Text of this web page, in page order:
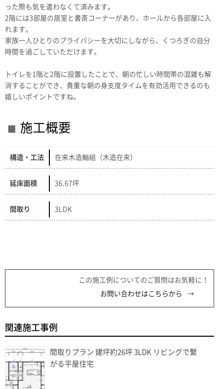
った際も気を遣わなくて済みます。
2階には3部屋の居室と書斎コーナーがあり、ホールから各部屋に入
れます。
家族一人ひとりのプライバシーを大切にしながら、くつろぎの自分
時間を過ごしていただけます。
トイレを1階と2階に設置したことで、朝の忙しい時間帯の混雑も解
消することができ、貴重な朝の身支度タイムを有効活用できるのも
嬉しいポイントですね。
施工概要
構造・工法 在来木造軸組（木造在来）
延床面積 36.67坪
間取り 3LDK
この施工例についてのご質問はお気軽に！
お問い合わせはこちらから
関連施工事例
間取りプラン 建坪約26坪 3LDK リビングで繋
がる平屋住宅